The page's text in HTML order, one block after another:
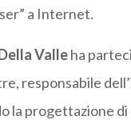
a Internet.
Valleha
responsabile
la progettazione